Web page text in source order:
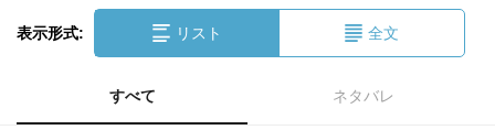
表示形式: リスト 全文
すべて ネタバレ